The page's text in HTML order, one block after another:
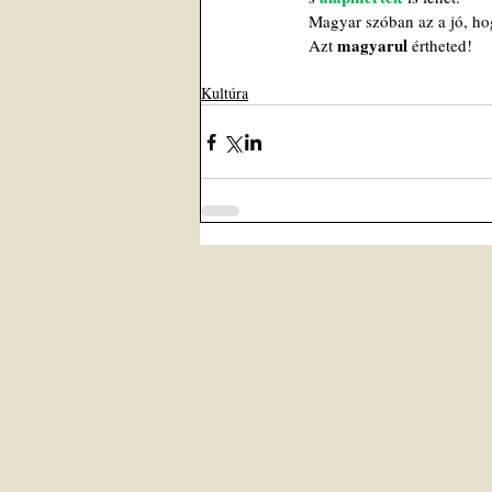
Magyar szóban az a jó,
Azt magyarul értheted!
Kultúra